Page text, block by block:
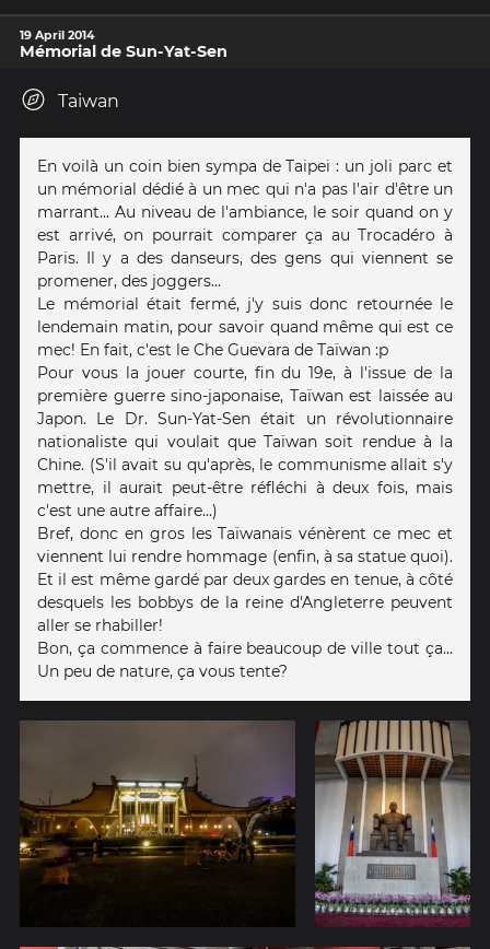
19 April 2014
Mémorial de Sun-Yat-Sen
Taiwan
En voilà un coin bien sympa de Taipei : un joli parc et
un mémorial dédié à un mec qui n'a pas l'air d'être un
marrant... Au niveau de l'ambiance, le soir quand on y
est arrivé, on pourrait comparer ça au Trocadéro à
Paris. Il y a des danseurs, des gens qui viennent se
promener, des joggers...
Le mémorial était fermé, j'y suis donc retournée le
lendemain matin, pour savoir quand même qui est ce
mec! En fait, c'est le Che Guevara de Taïwan :p
Pour vous la jouer courte, fin du 19e, à l'issue de la
première guerre sino-japonaise, Taïwan est laissée au
Japon. Le Dr. Sun-Yat-Sen était un révolutionnaire
nationaliste qui voulait que Taïwan soit rendue à la
Chine. (S'il avait su qu'après, le communisme allait s'y
mettre, il aurait peut-être réfléchi à deux fois, mais
c'est une autre affaire...)
Bref, donc en gros les Taïwanais vénèrent ce mec et
viennent lui rendre hommage (enfin, à sa statue quoi).
Et il est même gardé par deux gardes en tenue, à côté
desquels les bobbys de la reine d'Angleterre peuvent
aller se rhabiller!
Bon, ça commence à faire beaucoup de ville tout ça...
Un peu de nature, ça vous tente?